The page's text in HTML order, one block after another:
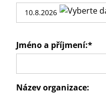
Jméno a příjmení:*
Název organizace: